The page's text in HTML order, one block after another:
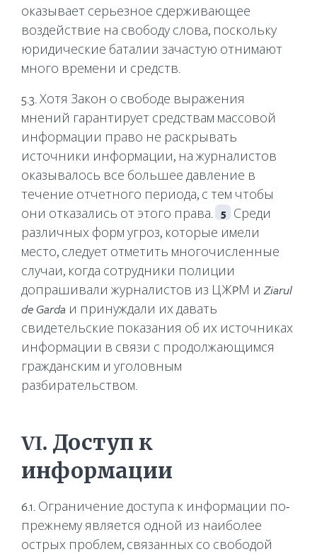
оказывает серьезное сдерживающее
воздействие на свободу слова, поскольку
юридические баталии зачастую отнимают
много времени и средств.
5.3. Хотя Закон о свободе выражения
мнений гарантирует средствам массовой
информации право не раскрывать
источники информации, на журналистов
оказывалось все большее давление в
течение отчетного периода, с тем чтобы
они отказались от этого права. 5 Среди
различных форм угроз, которые имели
место, следует отметить многочисленные
случаи, когда сотрудники полиции
допрашивали журналистов из ЦЖPМ иZiarul
de Garda и принуждали их давать
свидетельские показания об их источниках
информации в связи с продолжающимся
гражданским и уголовным
разбирательством.
VI. Доступ к
информации
6.1. Ограничение доступа к информации по-
прежнему является одной из наиболее
острых проблем, связанных со свободой